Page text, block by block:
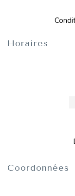
Horaires
Coordonnées